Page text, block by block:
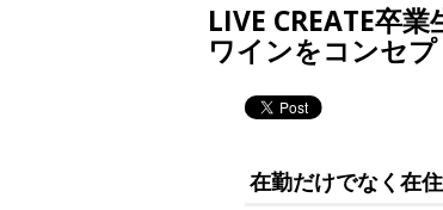
LIVE CREATE卒
ワインをコンセ
在勤だけでなく在